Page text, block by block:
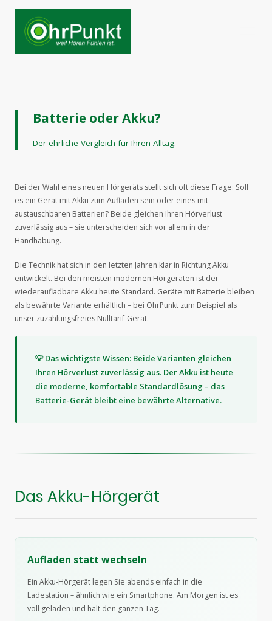
Batterie oder Akku?
Der ehrliche Vergleich für Ihren Alltag.
Bei der Wahl eines neuen Hörgeräts stellt sich oft diese Frage: Soll
es ein Gerät mit Akku zum Aufladen sein oder eines mit
austauschbaren Batterien? Beide gleichen Ihren Hörverlust
zuverlässig aus – sie unterscheiden sich vor allem in der
Handhabung.
Die Technik hat sich in den letzten Jahren klar in Richtung Akku
entwickelt. Bei den meisten modernen Hörgeräten ist der
wiederaufladbare Akku heute Standard. Geräte mit Batterie bleiben
als bewährte Variante erhältlich – bei OhrPunkt zum Beispiel als
unser zuzahlungsfreies Nulltarif-Gerät.
💡 Das wichtigste Wissen: Beide Varianten gleichen
Ihren Hörverlust zuverlässig aus. Der Akku ist heute
die moderne, komfortable Standardlösung – das
Batterie-Gerät bleibt eine bewährte Alternative.
Das Akku-Hörgerät
Aufladen statt wechseln
Ein Akku-Hörgerät legen Sie abends einfach in die
Ladestation – ähnlich wie ein Smartphone. Am Morgen ist es
voll geladen und hält den ganzen Tag.